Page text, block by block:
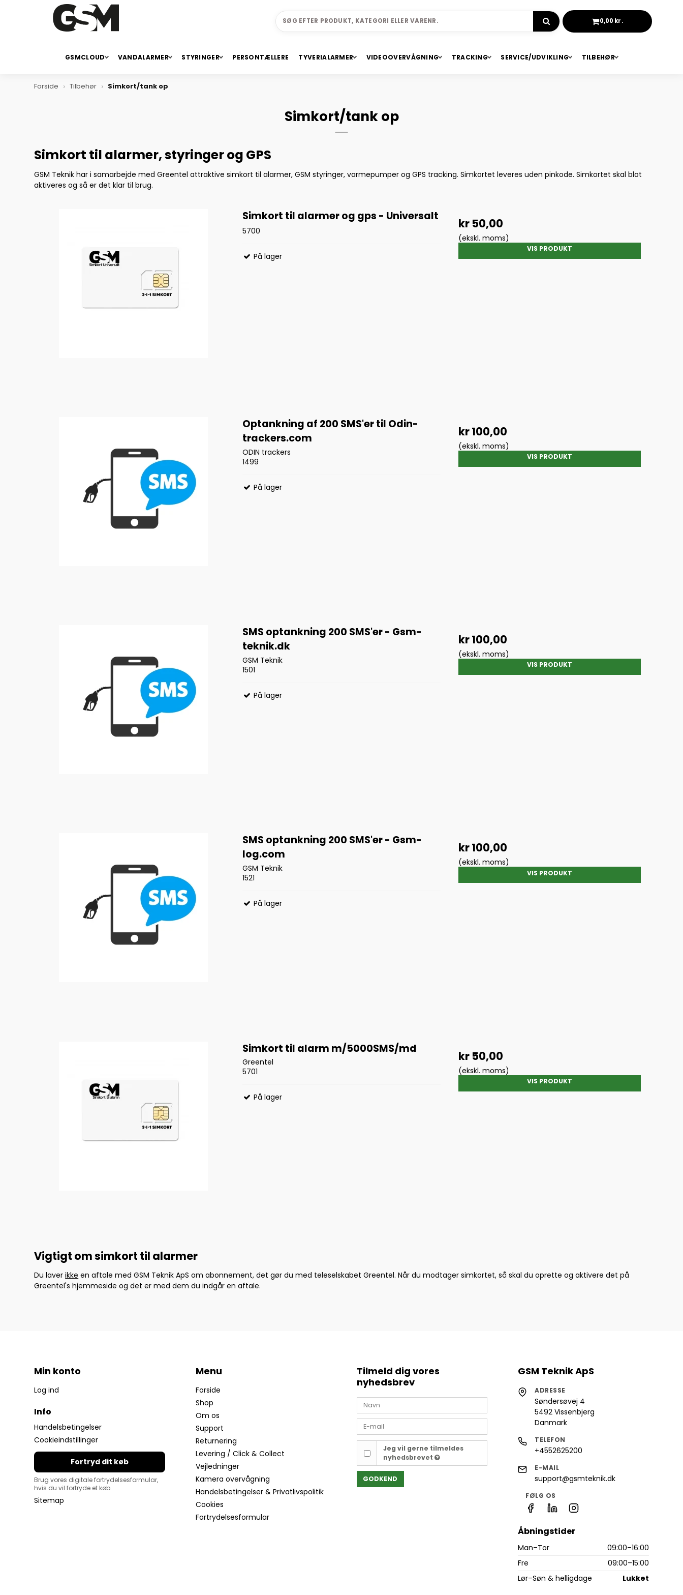
KURV
0,00 kr.
GSMCLOUD VANDALARMER STYRINGER PERSONTÆLLERE TYVERIALARMER VIDEOOVERVÅGNING TRACKING SERVICE/UDVIKLING TILBEHØR
Forside Tilbehør Simkort/tank op
Simkort/tank op
Simkort til alarmer, styringer og GPS
GSM Teknik har i samarbejde med Greentel attraktive simkort til alarmer, GSM styringer, varmepumper og GPS tracking. Simkortet leveres uden pinkode. Simkortet skal blot
aktiveres og så er det klar til brug.
Simkort til alarmer og gps - Universalt
5700
På lager
kr 50,00
(ekskl. moms)
VIS PRODUKT
Optankning af 200 SMS'er til Odin-
trackers.com
ODIN trackers
1499
På lager
kr 100,00
(ekskl. moms)
VIS PRODUKT
SMS optankning 200 SMS'er - Gsm-
teknik.dk
GSM Teknik
1501
På lager
kr 100,00
(ekskl. moms)
VIS PRODUKT
SMS optankning 200 SMS'er - Gsm-
log.com
GSM Teknik
1521
På lager
kr 100,00
(ekskl. moms)
VIS PRODUKT
Simkort til alarm m/5000SMS/md
Greentel
5701
På lager
kr 50,00
(ekskl. moms)
VIS PRODUKT
Vigtigt om simkort til alarmer
Du laverikke en aftale med GSM Teknik ApS om abonnement, det gør du med teleselskabet Greentel. Når du modtager simkortet, så skal du oprette og aktivere det på
Greentel's hjemmeside og det er med dem du indgår en aftale.
Min konto
Log ind
Info
Handelsbetingelser
Cookieindstillinger
Fortryd dit køb
Brug vores digitale fortrydelsesformular,
hvis du vil fortryde et køb.
Sitemap
Menu
Forside
Shop
Om os
Support
Returnering
Levering / Click & Collect
Vejledninger
Kamera overvågning
Handelsbetingelser & Privatlivspolitik
Cookies
Fortrydelsesformular
Tilmeld dig vores
nyhedsbrev
Jeg vil gerne tilmeldes
nyhedsbrevet
GODKEND
GSM Teknik ApS
ADRESSE
Søndersøvej 4
5492 Vissenbjerg
Danmark
TELEFON
+4552625200
E-MAIL
support@gsmteknik.dk
FØLG OS
Åbningstider
Man–Tor
09:00–16:00
Fre
09:00–15:00
Lør–Søn & helligdage
Lukket